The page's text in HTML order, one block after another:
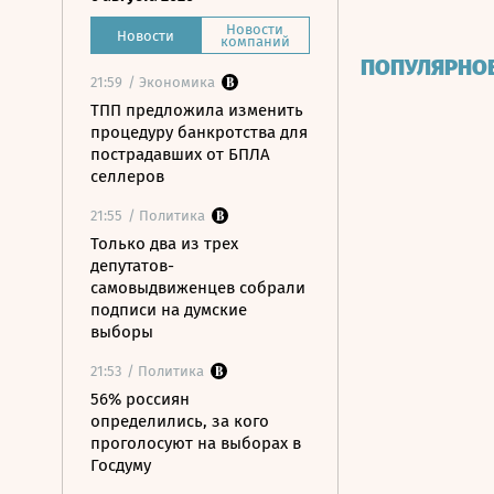
Новости Новости
компаний
21:59 / Экономика
ТПП предложила изменить
процедуру банкротства для
пострадавших от БПЛА
селлеров
21:55 / Политика
Только два из трех
депутатов-
самовыдвиженцев собрали
подписи на думские
выборы
21:53 / Политика
56% россиян
определились, за кого
проголосуют на выборах в
Госдуму